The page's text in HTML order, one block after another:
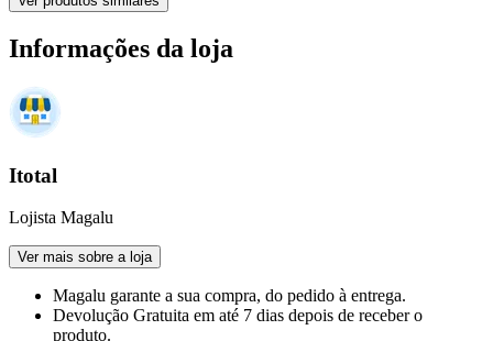
Informações da loja
Itotal
Lojista Magalu
Ver mais sobre a loja
Magalu garante a sua compra, do pedido à entrega.
Devolução Gratuita em até 7 dias depois de receber o
produto.